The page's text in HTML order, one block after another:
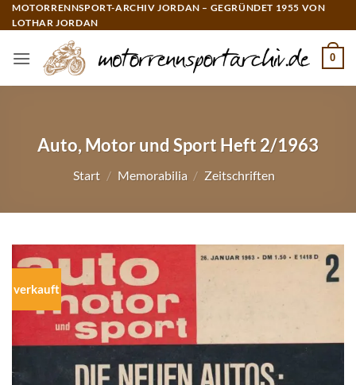
Zum
Inhalt
MOTORRENNSPORT-ARCHIV JORDAN – GEGRÜNDET 1955 VON
LOTHAR JORDAN
0
Auto, Motor und Sport Heft 2/1963
Start / Memorabilia / Zeitschriften
verkauft